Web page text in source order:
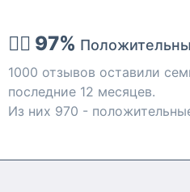
👍🏻 97%
1000 отзывов оставили
последние 12 месяцев.
Из них 970 -